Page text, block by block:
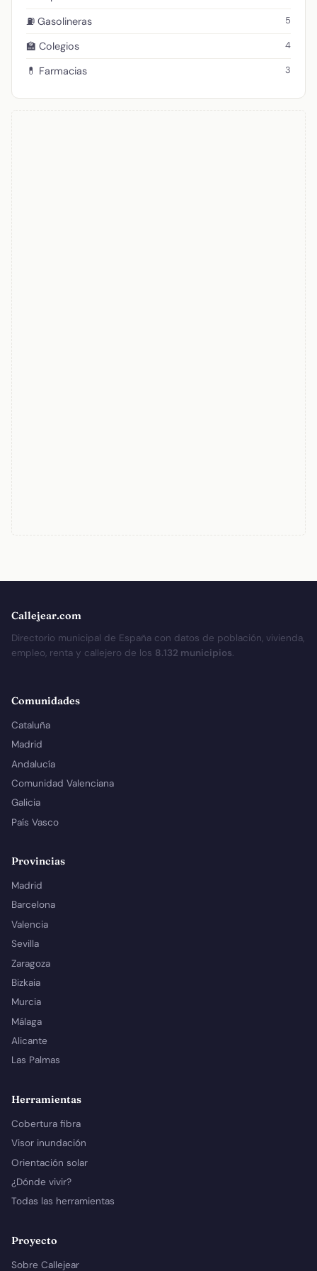
⛽ Gasolineras 5
🏫 Colegios 4
💊 Farmacias 3
Callejear.com
Directorio municipal de España con datos de población, vivienda,
empleo, renta y callejero de los 8.132 municipios.
Comunidades
Cataluña
Madrid
Andalucía
Comunidad Valenciana
Galicia
País Vasco
Provincias
Madrid
Barcelona
Valencia
Sevilla
Zaragoza
Bizkaia
Murcia
Málaga
Alicante
Las Palmas
Herramientas
Cobertura fibra
Visor inundación
Orientación solar
¿Dónde vivir?
Todas las herramientas
Proyecto
Sobre Callejear